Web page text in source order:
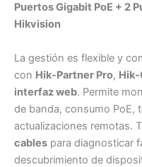
Puertos Gigabit PoE + 2
Hikvision
La gestión es flexible y
con Hik-Partner Pro, Hik-
interfaz web. Permite
de banda, consumo PoE,
actualizaciones remotas.
cables para diagnosticar
descubrimiento de